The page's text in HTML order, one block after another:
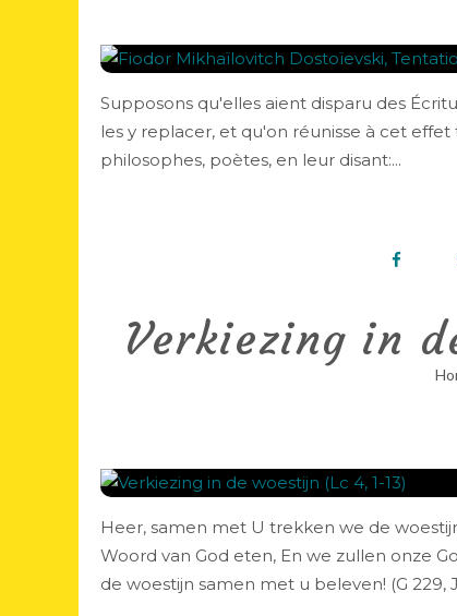
Supposons qu'elles aient disparu des
les y replacer, et qu'on réunisse à cet
philosophes, poètes, en leur disant:...
Verkiezing in
Heer, samen met U trekken we de
Woord van God eten, En we zullen onze
de woestijn samen met u beleven! (G 229,